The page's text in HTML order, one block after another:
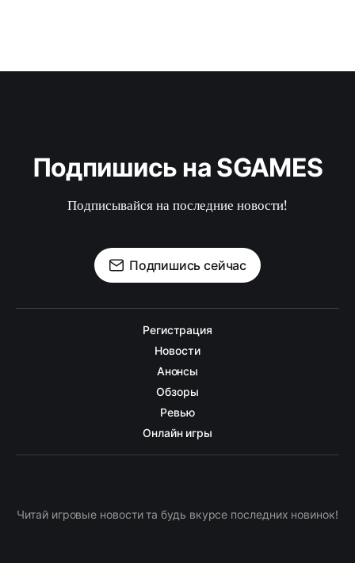
Подпишись на SGAMES
Подписывайся на последние новости!
Подпишись сейчас
Регистрация
Новости
Анонсы
Обзоры
Ревью
Онлайн игры
Читай игровые новости та будь вкурсе последних новинок!